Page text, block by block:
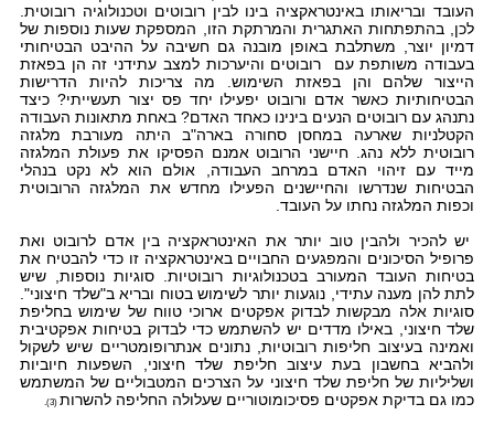
העובד ובריאותו באינטראקציה בינו לבין רובוטים וטכנולוגיה רובוטית.
לכן, בהתפתחות האתגרית והמרתקת הזו, המספקת שעות נוספות של
דמיון יוצר, משתלבת באופן מובנה גם חשיבה על ההיבט הבטיחותי
בעבודה משותפת עם רובוטים והיערכות למצב עתידני זה הן בפאזת
הייצור שלהם והן בפאזת השימוש. מה צריכות להיות הדרישות
הבטיחותיות כאשר אדם ורובוט יפעילו יחד פס יצור תעשייתי? כיצד
נתנהג עם רובוטים הנעים בינינו כאחד האדם? באחת מתאונות העבודה
הקטלניות שארעה במחסן סחורה בארה"ב היתה מעורבת מלגזה
רובוטית ללא נהג. חיישני הרובוט אמנם הפסיקו את פעולת המלגזה
מייד עם זיהוי האדם במרחב העבודה, אולם הוא לא נקט בנהלי
הבטיחות שנדרשו והחיישנים הפעילו מחדש את המלגזה הרובוטית
וכפות המלגזה נחתו על העובד.
יש להכיר ולהבין טוב יותר את האינטראקציה בין אדם לרובוט ואת
פרופיל הסיכונים והמפגעים החבויים באינטראקציה זו כדי להבטיח את
בטיחות העובד המעורב בטכנולוגיות רובוטיות. סוגיות נוספות, שיש
לתת להן מענה עתידי, נוגעות יותר לשימוש בטוח ובריא ב"שלד חיצוני".
סוגיות אלה מבקשות לבדוק אפקטים ארוכי טווח של שימוש בחליפת
שלד חיצוני, באילו מדדים יש להשתמש כדי לבדוק בטיחות אפקטיבית
ואמינה בעיצוב חליפות רובוטיות, נתונים אנתרופומטריים שיש לשקול
ולהביא בחשבון בעת עיצוב חליפת שלד חיצוני, השפעות חיוביות
ושליליות של חליפת שלד חיצוני על הצרכים המטבוליים של המשתמש
כמו גם בדיקת אפקטים פסיכומוטוריים שעלולה החליפה להשרות (
3)
.